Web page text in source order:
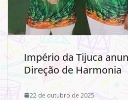
Império da Tijuca
Direção de Harmonia
22 de outubro de 2025